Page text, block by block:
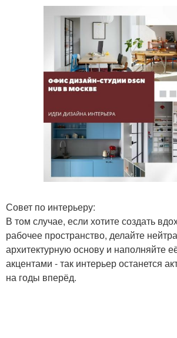
Совет по интерьеру:
В том случае, если хотите создать
рабочее пространство, делайте
архитектурную основу и наполняйте
акцентами - так интерьер останется
на годы вперёд.